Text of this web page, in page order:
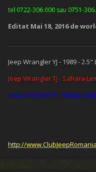
tel 0722-306.000 sau 0751-
Editat Mai 18, 2016de
Jeep Wrangler YJ - 1989 - 2.5"
Jeep Wrangler TJ - Sahara
Jeep Wrangler TJ - Rubicon
http://